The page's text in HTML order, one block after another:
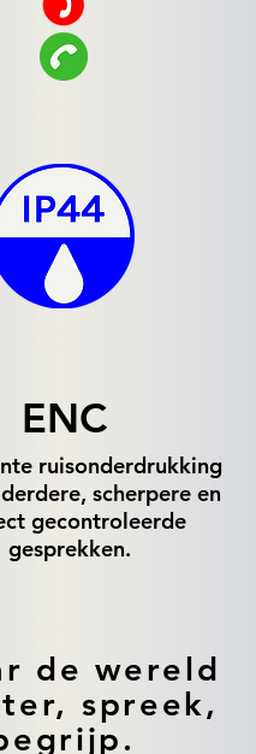
ENC
ruisonderdrukking
scherpere en
gecontroleerde
gesprekken.
de wereld
spreek,